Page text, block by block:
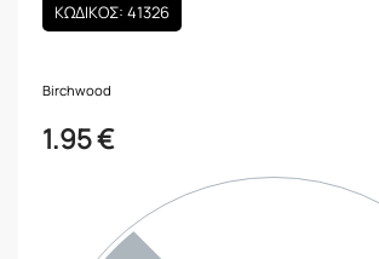
ΚΩΔΙΚΟΣ: 41326
Birchwood
1.95€